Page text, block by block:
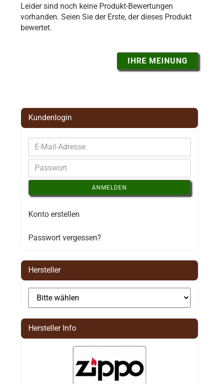
Leider sind noch keine Produkt-Bewertungen
vorhanden. Seien Sie der Erste, der dieses Produkt
bewertet.
IHRE MEINUNG
Kundenlogin
ANMELDEN
Konto erstellen
Passwort vergessen?
Hersteller
Hersteller Info